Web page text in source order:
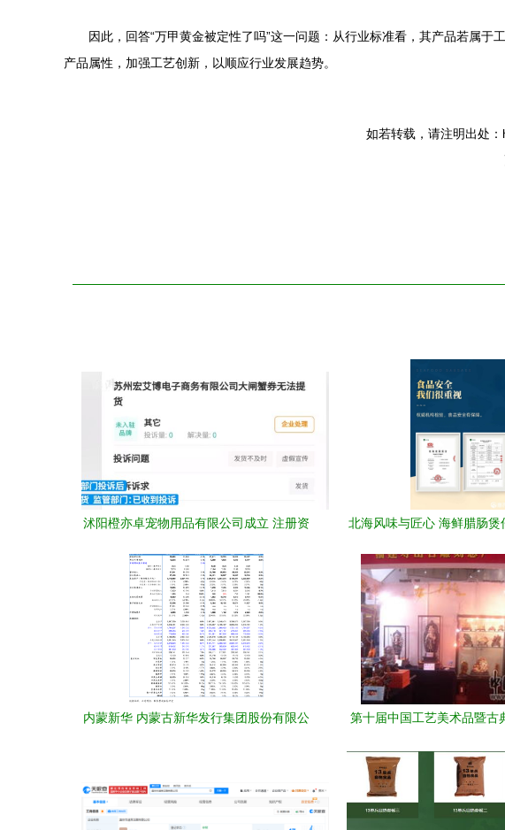
因此，回答“万甲黄金被定性了吗”这一问题：从行业标准看，其产品若属
产品属性，加强工艺创新，以顺应行业发展趋势。
如若转载，请注明出处
沭阳橙亦卓宠物用品有限公司成立 注册资
制造领域
北海风味与匠心 海鲜腊肠煲
内蒙新华 内蒙古新华发行集团股份有限公
第十届中国工艺美术品暨古
仪的完美融合